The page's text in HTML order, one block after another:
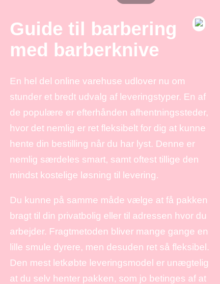
Guide til barbering
med barberknive
En hel del online varehuse udlover nu om
stunder et bredt udvalg af leveringstyper. En af
de populære er efterhånden afhentningssteder,
hvor det nemlig er ret fleksibelt for dig at kunne
hente din bestilling når du har lyst. Denne er
nemlig særdeles smart, samt oftest tillige den
mindst kostelige løsning til levering.
Du kunne på samme måde vælge at få pakken
bragt til din privatbolig eller til adressen hvor du
arbejder. Fragtmetoden bliver mange gange en
lille smule dyrere, men desuden ret så fleksibel.
Den mest letkøbte leveringsmodel er unægtelig
at du selv henter pakken, som jo betinges af at